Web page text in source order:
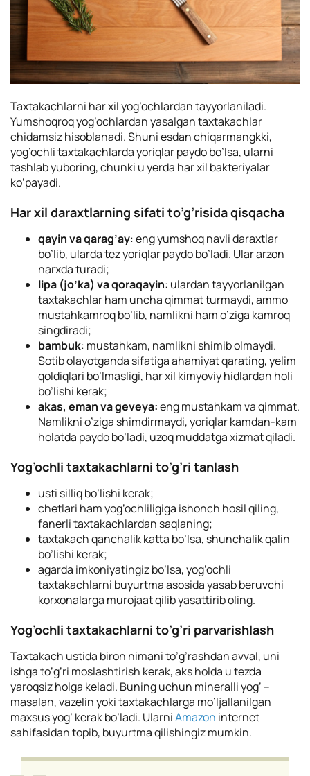
Taxtakachlarni har xil yog’ochlardan tayyorlaniladi.
Yumshoqroq yog’ochlardan yasalgan taxtakachlar
chidamsiz hisoblanadi. Shuni esdan chiqarmangkki,
yog’ochli taxtakachlarda yoriqlar paydo bo’lsa, ularni
tashlab yuboring, chunki u yerda har xil bakteriyalar
ko’payadi.
Har xil daraxtlarning sifati to’g’risida qisqacha
qayin va qarag’ay: eng yumshoq navli daraxtlar
bo’lib, ularda tez yoriqlar paydo bo’ladi. Ular arzon
narxda turadi;
lipa (jo’ka) va qoraqayin: ulardan tayyorlanilgan
taxtakachlar ham uncha qimmat turmaydi, ammo
mustahkamroq bo’lib, namlikni ham o’ziga kamroq
singdiradi;
bambuk: mustahkam, namlikni shimib olmaydi.
Sotib olayotganda sifatiga ahamiyat qarating, yelim
qoldiqlari bo’lmasligi, har xil kimyoviy hidlardan holi
bo’lishi kerak;
akas, eman va geveya:eng mustahkam va qimmat.
Namlikni o’ziga shimdirmaydi, yoriqlar kamdan-kam
holatda paydo bo’ladi, uzoq muddatga xizmat qiladi.
Yog’ochli taxtakachlarni to’g’ri tanlash
usti silliq bo’lishi kerak;
chetlari ham yog’ochliligiga ishonch hosil qiling,
fanerli taxtakachlardan saqlaning;
taxtakach qanchalik katta bo’lsa, shunchalik qalin
bo’lishi kerak;
agarda imkoniyatingiz bo’lsa, yog’ochli
taxtakachlarni buyurtma asosida yasab beruvchi
korxonalarga murojaat qilib yasattirib oling.
Yog’ochli taxtakachlarni to’g’ri parvarishlash
Taxtakach ustida biron nimani to’g’rashdan avval, uni
ishga to’g’ri moslashtirish kerak, aks holda u tezda
yaroqsiz holga keladi. Buning uchun mineralli yog’ –
masalan, vazelin yoki taxtakachlarga mo’ljallanilgan
maxsus yog’ kerak bo’ladi. UlarniAmazon internet
sahifasidan topib, buyurtma qilishingiz mumkin.